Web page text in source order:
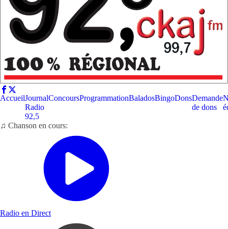
AccueilJournal
Radio
92,5
ConcoursProgrammationBaladosBingoDonsDemande
de dons
♫ Chanson en cours:
Radio en Direct